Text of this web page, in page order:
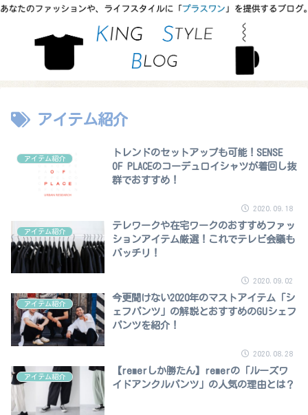
アイテム紹介
アイテム紹介
トレンドのセットアップも可能！SENSE
OF PLACEのコーデュロイシャツが着回し抜
群でおすすめ！
2020.09.18
アイテム紹介
テレワークや在宅ワークのおすすめファッ
ションアイテム厳選！これでテレビ会議も
バッチリ！
2020.09.02
アイテム紹介
今更聞けない2020年のマストアイテム「シ
ェフパンツ」の解説とおすすめのGUシェフ
パンツを紹介！
2020.08.28
アイテム紹介
【remerしか勝たん】remerの「ルーズワ
イドアンクルパンツ」の人気の理由とは？